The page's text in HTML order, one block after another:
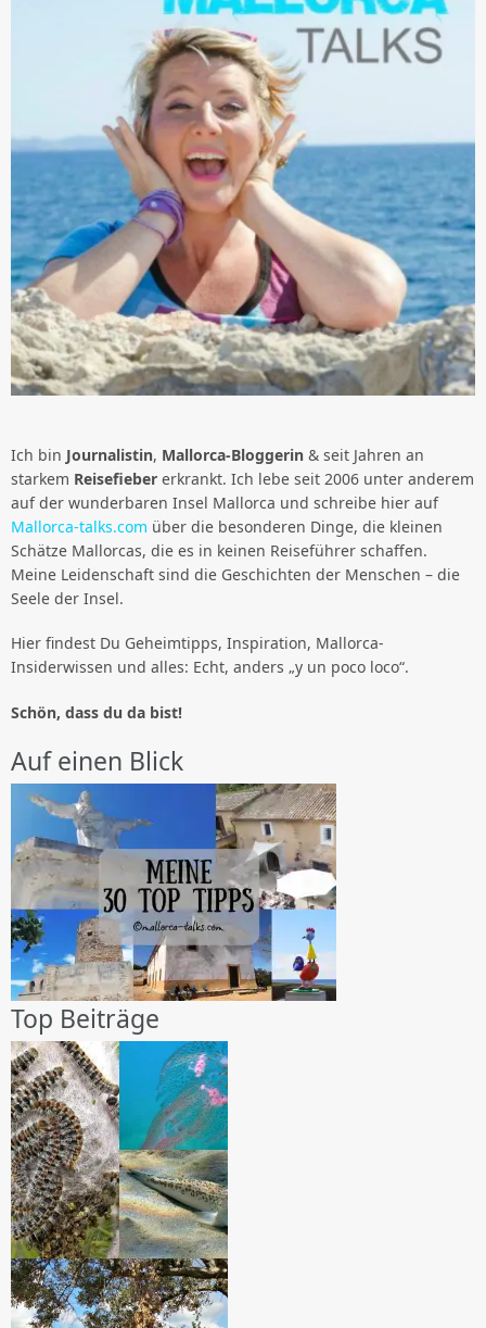
Ich bin Journalistin, Mallorca-Bloggerin & seit Jahren an
starkem Reisefieber erkrankt. Ich lebe seit 2006 unter anderem
auf der wunderbaren Insel Mallorca und schreibe hier auf
Mallorca-talks.com über die besonderen Dinge, die kleinen
Schätze Mallorcas, die es in keinen Reiseführer schaffen.
Meine Leidenschaft sind die Geschichten der Menschen – die
Seele der Insel.
Hier findest Du Geheimtipps, Inspiration, Mallorca-
Insiderwissen und alles: Echt, anders „y un poco loco“.
Schön, dass du da bist!
Auf einen Blick
Top Beiträge